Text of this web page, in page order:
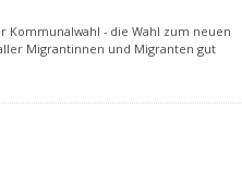
Kommunalwahl - die Wahl zum neuen
Migrantinnen und Migranten gut